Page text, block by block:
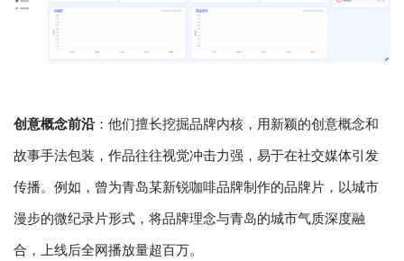
创意概念前沿 ：他们擅长挖掘品牌内核，用新颖的创意概念和
故事手法包装，作品往往视觉冲击力强，易于在社交媒体引发
传播。例如，曾为青岛某新锐咖啡品牌制作的品牌片，以城市
漫步的微纪录片形式，将品牌理念与青岛的城市气质深度融
合，上线后全网播放量超百万。